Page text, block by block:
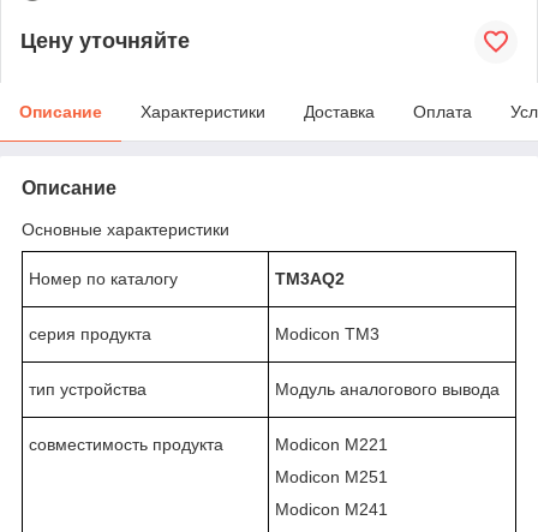
Цену уточняйте
Описание Характеристики Доставка Оплата
Описание
Основные характеристики
Номер по каталогу TM3AQ2
серия продукта Modicon TM3
тип устройства Модуль аналогового вывода
совместимость продукта
Modicon M221
Modicon M251
Modicon M241